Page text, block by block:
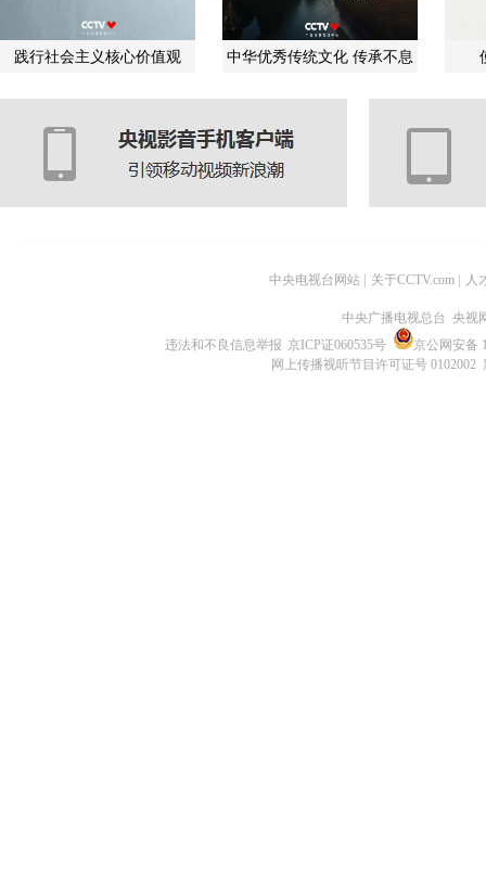
践行社会主义核心价值观 中华优秀传统文化 传承不息
中央电视台网站 关于CCTV.com 人
中央广播电视总台 央视
违法和不良信息举报 京ICP证060535号
京公网安备
网上传播视听节目许可证号 0102002